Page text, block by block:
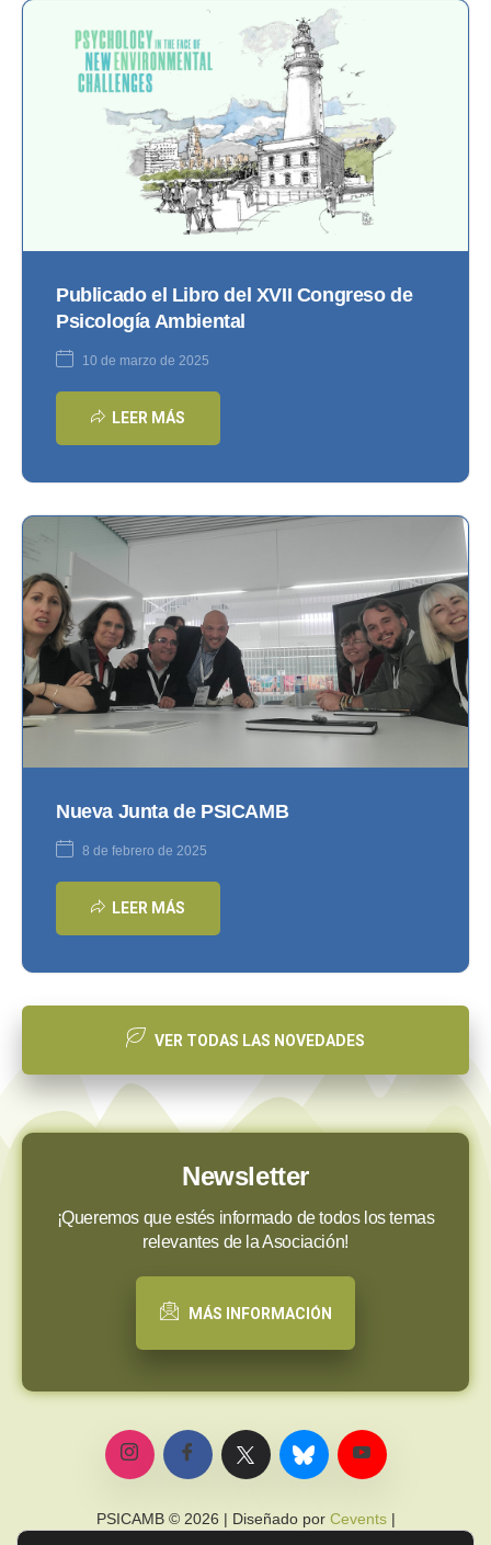
Publicado el Libro del XVII Congreso de
Psicología Ambiental
10 de marzo de 2025
LEER MÁS
Nueva Junta de PSICAMB
8 de febrero de 2025
LEER MÁS
VER TODAS LAS NOVEDADES
Newsletter
¡Queremos que estés informado de todos los temas
relevantes de la Asociación!
MÁS INFORMACIÓN
PSICAMB © 2026 | Diseñado por Cevents|